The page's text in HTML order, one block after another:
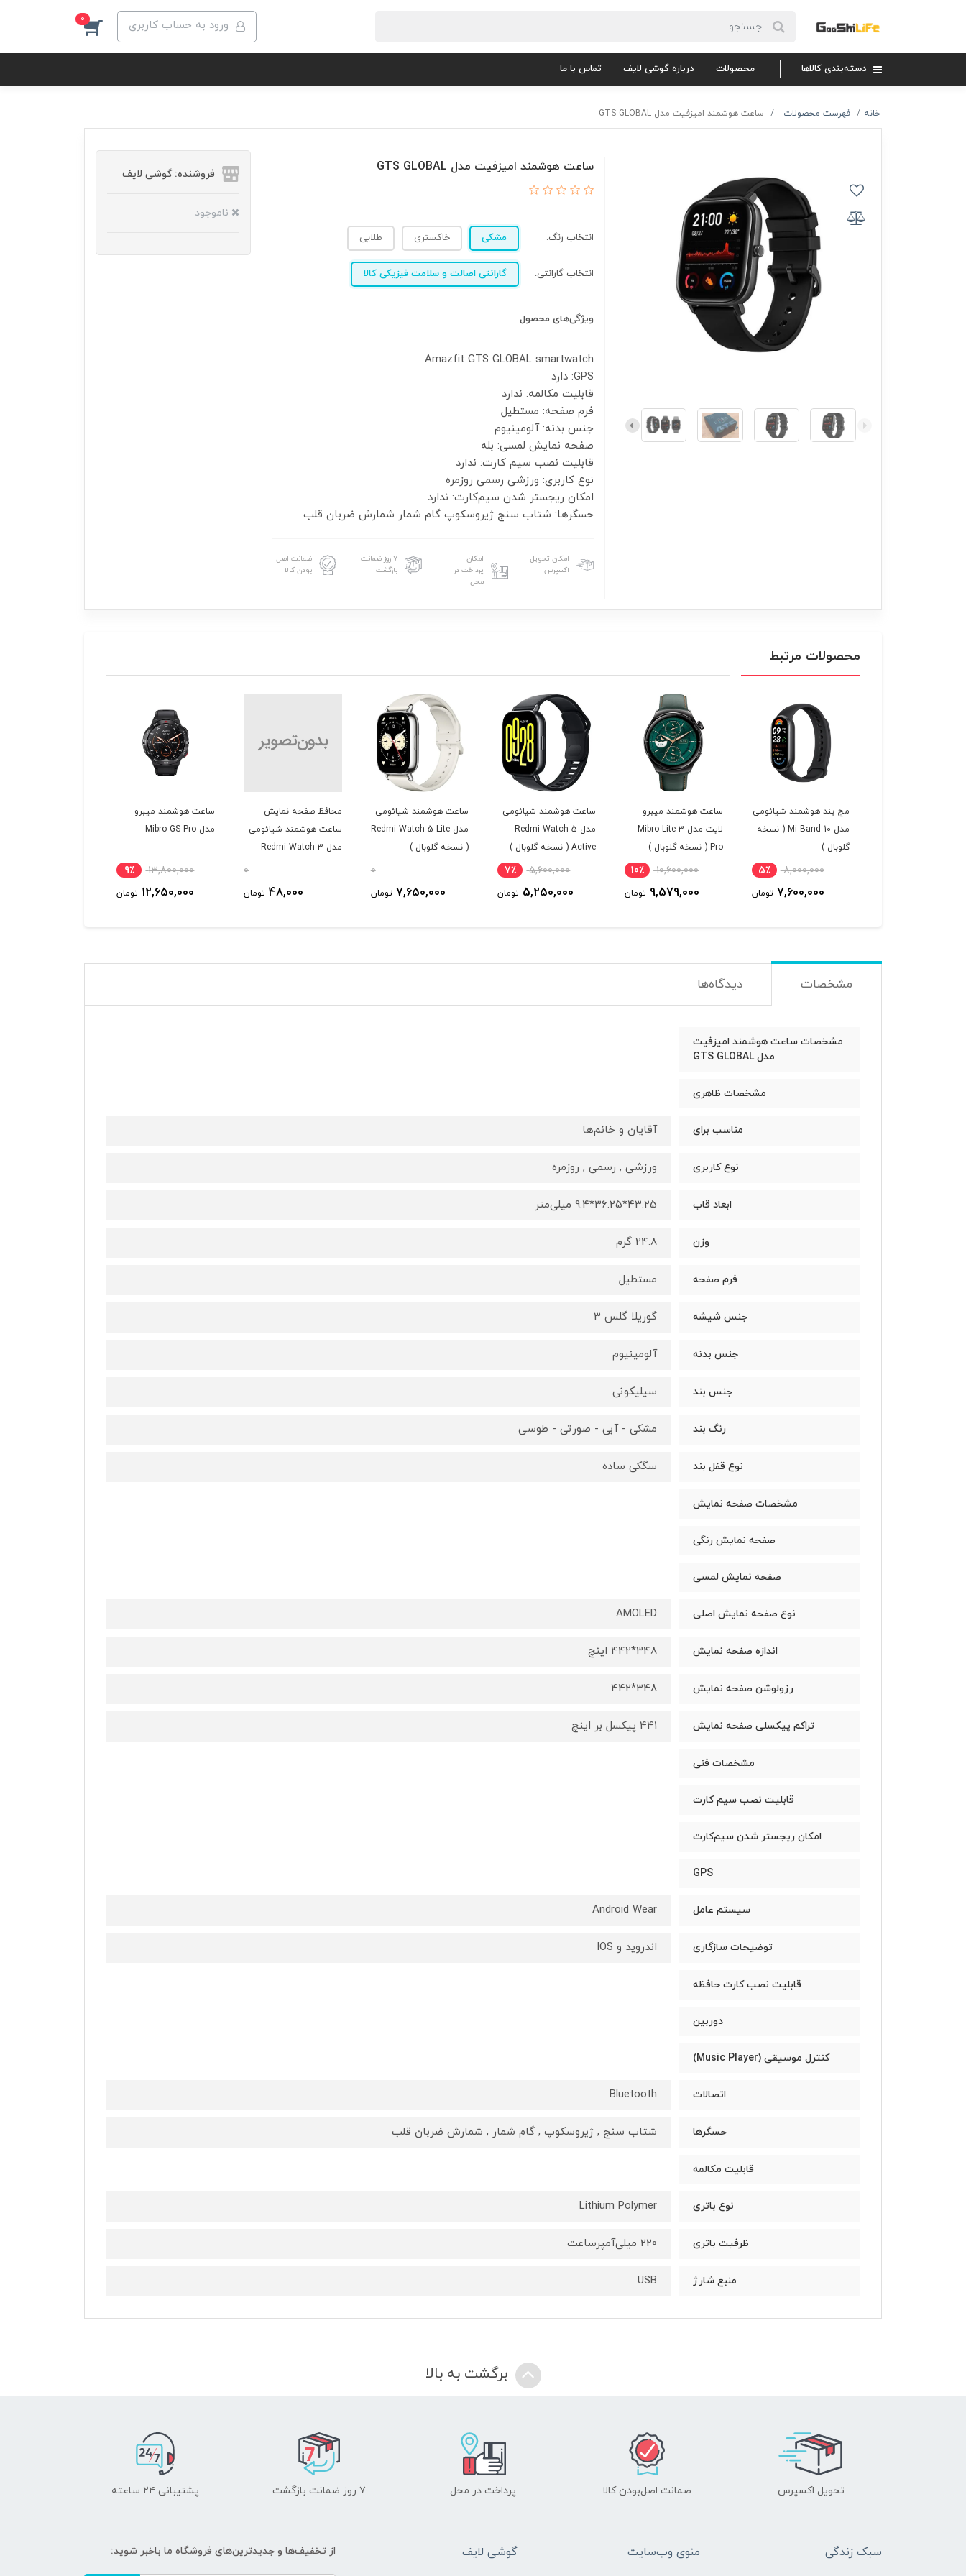
ورود به حساب کاربری 0
دسته‌بندی کالاها محصولات درباره گوشی لایف تماس با ما
خانه فهرست محصولات ساعت هوشمند امیزفیت مدل GTS GLOBAL
ساعت هوشمند امیزفیت مدل GTS GLOBAL
انتخاب رنگ: مشکی خاکستری طلایی
انتخاب گارانتی: گارانتی اصالت و سلامت فیزیکی کالا
ویژگی‌های محصول
حسگرها: شتاب سنج ژیروسکوپ گام شمار شمارش ضربان قلب
امکان تحویل
اکسپرس
امکان
پرداخت در
محل
۷ روز ضمانت
بازگشت
ضمانت اصل
بودن کالا
فروشنده: گوشی لایف
ناموجود
محصولات مرتبط
مچ بند هوشمند شیائومی
مدل Mi Band 10 ( نسخه
گلوبال )
8,000,000 5٪
7,600,000 تومان
ساعت هوشمند میبرو
لایت مدل Mibro Lite 3
Pro ( نسخه گلوبال )
10,600,000 10٪
9,579,000 تومان
ساعت هوشمند شیائومی
مدل Redmi Watch 5
Active ( نسخه گلوبال )
5,600,000 7٪
5,250,000 تومان
ساعت هوشمند شیائومی
مدل Redmi Watch 5 Lite
( نسخه گلوبال )
0
7,650,000 تومان
محافظ صفحه نمایش
ساعت هوشمند شیائومی
مدل Redmi Watch 3
0
48,000 تومان
ساعت هوشمند میبرو
مدل Mibro GS Pro
13,800,000 9٪
12,650,000 تومان
مشخصات دیدگاه‌ها
مشخصات ساعت هوشمند امیزفیت
مدل GTS GLOBAL
مشخصات ظاهری
مناسب برای آقایان و خانم‌ها
نوع کاربری ورزشی , رسمی , روزمره
ابعاد قاب 43.25*36.25*9.4 میلی‌متر
وزن 24.8 گرم
فرم صفحه مستطیل
جنس شیشه گوریلا گلس 3
جنس بدنه آلومینیوم
جنس بند سیلیکونی
رنگ بند مشکی - آبی - صورتی - طوسی
نوع قفل بند سگکی ساده
مشخصات صفحه نمایش
صفحه نمایش رنگی
صفحه نمایش لمسی
نوع صفحه نمایش اصلی AMOLED
اندازه صفحه نمایش 348*442 اینچ
رزولوشن صفحه نمایش 348*442
تراکم پیکسلی صفحه نمایش 441 پیکسل بر اینچ
مشخصات فنی
قابلیت نصب سیم کارت
امکان ریجستر شدن سیم‌کارت
GPS
سیستم عامل Android Wear
توضیحات سازگاری اندروید و IOS
قابلیت نصب کارت حافظه
دوربین
کنترل موسیقی (Music Player)
اتصالات Bluetooth
حسگرها شتاب سنج , ژیروسکوپ , گام شمار , شمارش ضربان قلب
قابلیت مکالمه
نوع باتری Lithium Polymer
ظرفیت باتری 220 میلی‌آمپرساعت
منبع شارژ USB
برگشت به بالا
تحویل اکسپرس ضمانت اصل‌بودن کالا پرداخت در محل ۷ روز ضمانت بازگشت پشتیبانی ۲۴ ساعته
سبک زندگی منوی وب‌سایت گوشی لایف از تخفیف‌ها و جدیدترین‌های فروشگاه ما باخبر شوید: